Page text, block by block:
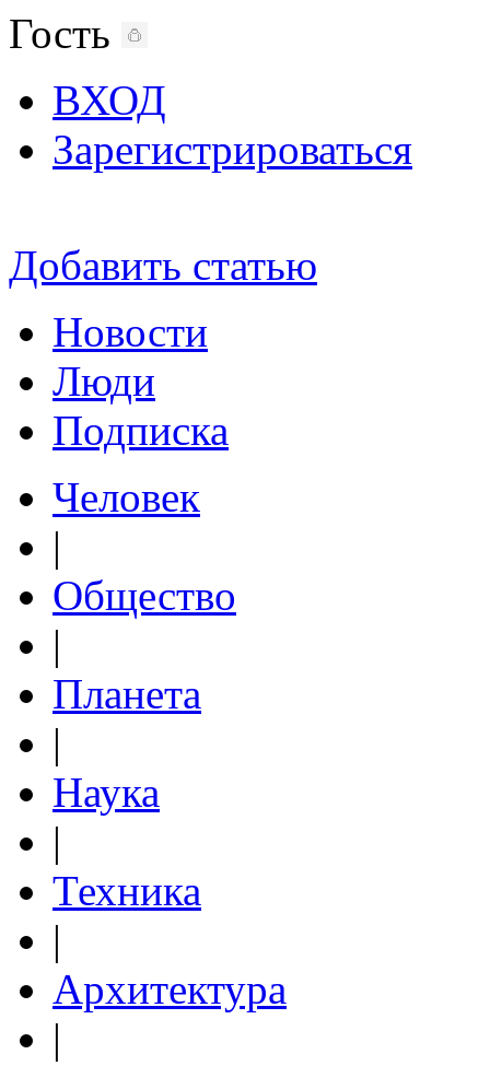
Гость
ВХОД
Зарегистрироваться
Добавить статью
Новости
Люди
Подписка
Человек
|
Общество
|
Планета
|
Наука
|
Техника
|
Архитектура
|